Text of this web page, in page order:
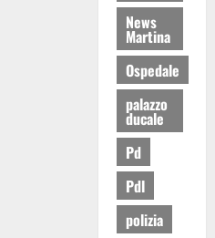
News
Martina
Ospedale
palazzo
ducale
Pd
Pdl
polizia